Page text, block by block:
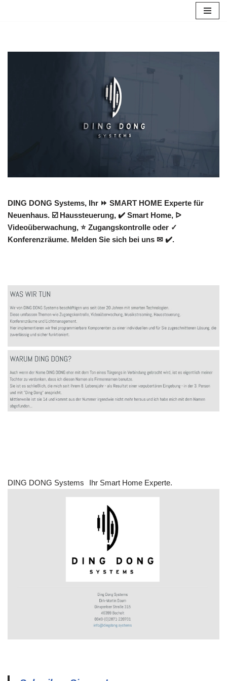
springen
DING DONG Systems, Ihr ⏩ SMART HOME Experte für
Neuenhaus. ☑️ Haussteuerung, ✔️ Smart Home, ᐅ
Videoüberwachung, ⭐ Zugangskontrolle oder ✓
Konferenzräume. Melden Sie sich bei uns ✉ ✔️.
DING DONG Systems Ihr Smart Home Experte.